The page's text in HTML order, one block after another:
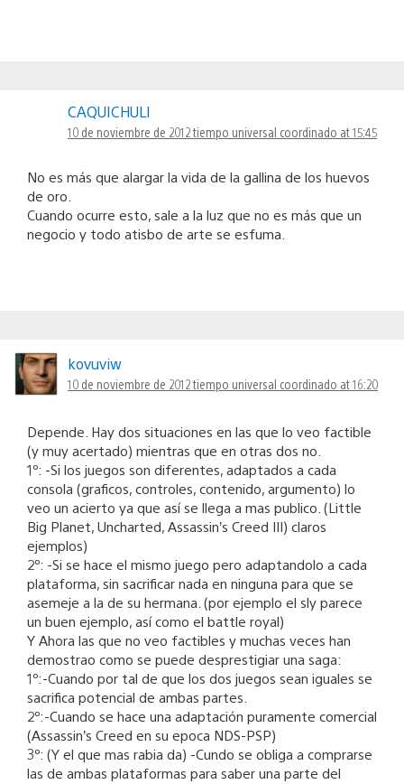
CAQUICHULI
10 de noviembre de 2012 tiempo universal coordinado at 15:45
No es más que alargar la vida de la gallina de los huevos
de oro.
Cuando ocurre esto, sale a la luz que no es más que un
negocio y todo atisbo de arte se esfuma.
kovuviw
10 de noviembre de 2012 tiempo universal coordinado at 16:20
Depende. Hay dos situaciones en las que lo veo factible
(y muy acertado) mientras que en otras dos no.
1º: -Si los juegos son diferentes, adaptados a cada
consola (graficos, controles, contenido, argumento) lo
veo un acierto ya que así se llega a mas publico. (Little
Big Planet, Uncharted, Assassin’s Creed III) claros
ejemplos)
2º: -Si se hace el mismo juego pero adaptandolo a cada
plataforma, sin sacrificar nada en ninguna para que se
asemeje a la de su hermana. (por ejemplo el sly parece
un buen ejemplo, así como el battle royal)
Y Ahora las que no veo factibles y muchas veces han
demostrao como se puede desprestigiar una saga:
1º:-Cuando por tal de que los dos juegos sean iguales se
sacrifica potencial de ambas partes.
2º:-Cuando se hace una adaptación puramente comercial
(Assassin’s Creed en su epoca NDS-PSP)
3º: (Y el que mas rabia da) -Cundo se obliga a comprarse
las de ambas plataformas para saber una parte del